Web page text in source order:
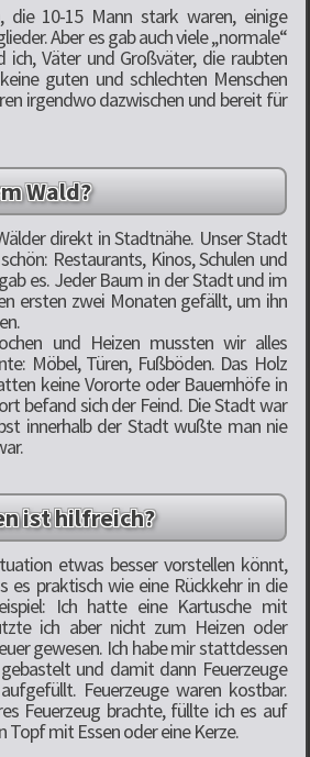
die 10-15 Mann stark waren, einige
Aber es gab auch viele „normale“
ich, Väter und Großväter, die raubten
guten und schlechten Menschen
irgendwo dazwischen und bereit für
Wald?
direkt in Stadtnähe. Unser Stadt
Restaurants, Kinos, Schulen und
es. Jeder Baum in der Stadt und im
ersten zwei Monaten gefällt, um ihn
und Heizen mussten wir alles
Möbel, Türen, Fußböden. Das Holz
keine Vororte oder Bauernhöfe in
befand sich der Feind. Die Stadt war
innerhalb der Stadt wußte man nie
ist hilfreich?
etwas besser vorstellen könnt,
es praktisch wie eine Rückkehr in die
Ich hatte eine Kartusche mit
ich aber nicht zum Heizen oder
gewesen. Ich habe mir stattdessen
und damit dann Feuerzeuge
Feuerzeuge waren kostbar.
Feuerzeug brachte, füllte ich es auf
Topf mit Essen oder eine Kerze.